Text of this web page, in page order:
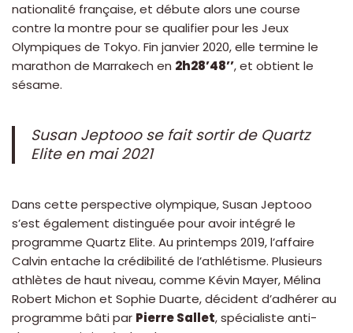
nationalité française, et débute alors une course
contre la montre pour se qualifier pour les Jeux
Olympiques de Tokyo. Fin janvier 2020, elle termine le
marathon de Marrakech en 2h28’48’’, et obtient le
sésame.
Susan Jeptooo se fait sortir de Quartz
Elite en mai 2021
Dans cette perspective olympique, Susan Jeptooo
s’est également distinguée pour avoir intégré le
programme Quartz Elite. Au printemps 2019, l’affaire
Calvin entache la crédibilité de l’athlétisme. Plusieurs
athlètes de haut niveau, comme Kévin Mayer, Mélina
Robert Michon et Sophie Duarte, décident d’adhérer au
programme bâti par Pierre Sallet, spécialiste anti-